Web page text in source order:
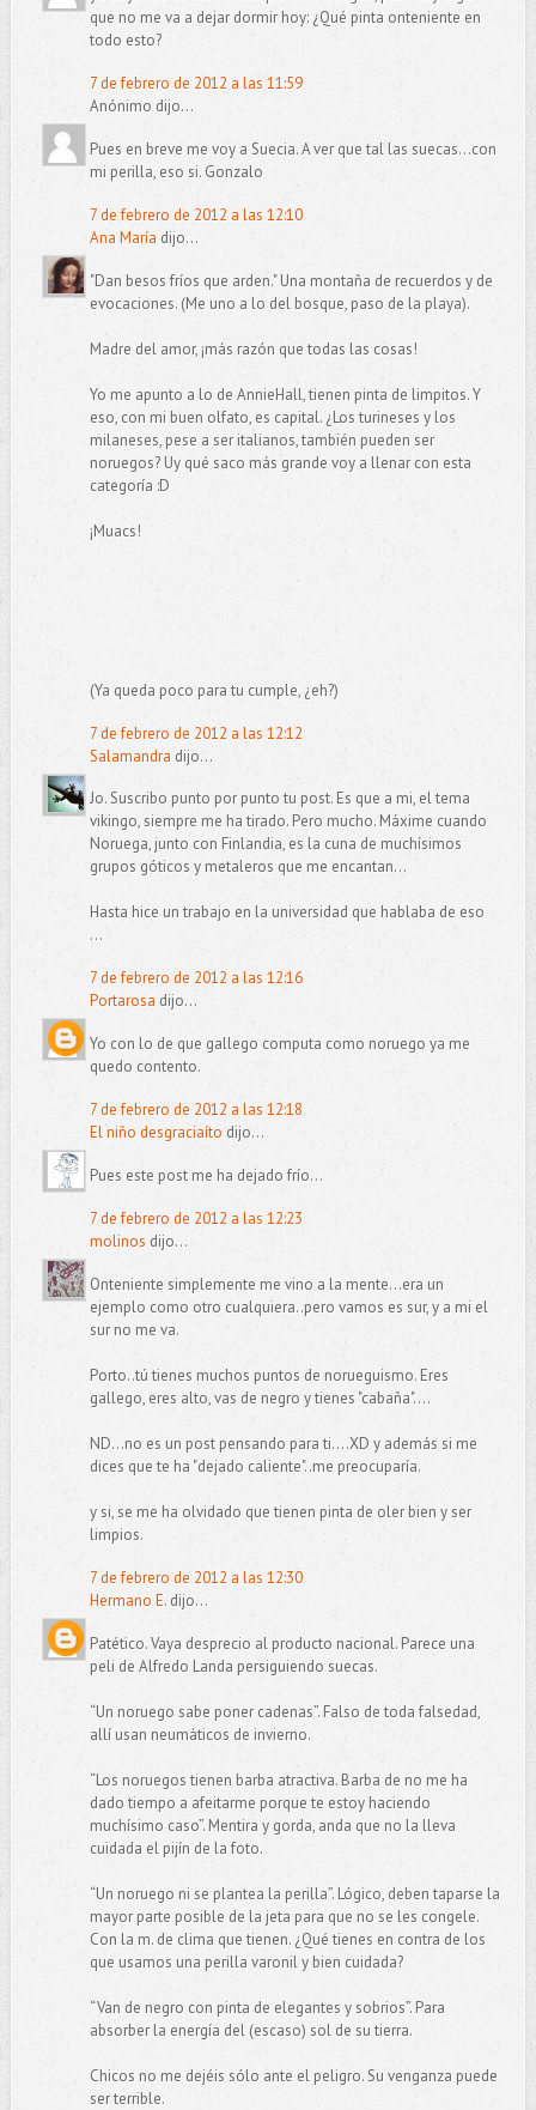
que no me va a dejar dormir hoy: ¿Qué pinta onteniente en
todo esto?
7 de febrero de 2012 a las 11:59
Anónimo dijo...
Pues en breve me voy a Suecia. A ver que tal las suecas...con
mi perilla, eso si. Gonzalo
7 de febrero de 2012 a las 12:10
Ana María dijo...
"Dan besos fríos que arden." Una montaña de recuerdos y de
evocaciones. (Me uno a lo del bosque, paso de la playa).
Madre del amor, ¡más razón que todas las cosas!
Yo me apunto a lo de AnnieHall, tienen pinta de limpitos. Y
eso, con mi buen olfato, es capital. ¿Los turineses y los
milaneses, pese a ser italianos, también pueden ser
noruegos? Uy qué saco más grande voy a llenar con esta
categoría :D
¡Muacs!
(Ya queda poco para tu cumple, ¿eh?)
7 de febrero de 2012 a las 12:12
Salamandra dijo...
Jo. Suscribo punto por punto tu post. Es que a mi, el tema
vikingo, siempre me ha tirado. Pero mucho. Máxime cuando
Noruega, junto con Finlandia, es la cuna de muchísimos
grupos góticos y metaleros que me encantan...
Hasta hice un trabajo en la universidad que hablaba de eso
...
7 de febrero de 2012 a las 12:16
Portarosa dijo...
Yo con lo de que gallego computa como noruego ya me
quedo contento.
7 de febrero de 2012 a las 12:18
El niño desgraciaíto dijo...
Pues este post me ha dejado frío...
7 de febrero de 2012 a las 12:23
molinos dijo...
Onteniente simplemente me vino a la mente...era un
ejemplo como otro cualquiera..pero vamos es sur, y a mi el
sur no me va.
Porto..tú tienes muchos puntos de norueguismo. Eres
gallego, eres alto, vas de negro y tienes "cabaña"....
ND...no es un post pensando para ti....XD y además si me
dices que te ha "dejado caliente"..me preocuparía.
y si, se me ha olvidado que tienen pinta de oler bien y ser
limpios.
7 de febrero de 2012 a las 12:30
Hermano E.dijo...
Patético. Vaya desprecio al producto nacional. Parece una
peli de Alfredo Landa persiguiendo suecas.
“Un noruego sabe poner cadenas”. Falso de toda falsedad,
allí usan neumáticos de invierno.
“Los noruegos tienen barba atractiva. Barba de no me ha
dado tiempo a afeitarme porque te estoy haciendo
muchísimo caso”. Mentira y gorda, anda que no la lleva
cuidada el pijín de la foto.
“Un noruego ni se plantea la perilla”. Lógico, deben taparse la
mayor parte posible de la jeta para que no se les congele.
Con la m. de clima que tienen. ¿Qué tienes en contra de los
que usamos una perilla varonil y bien cuidada?
“Van de negro con pinta de elegantes y sobrios”. Para
absorber la energía del (escaso) sol de su tierra.
Chicos no me dejéis sólo ante el peligro. Su venganza puede
ser terrible.